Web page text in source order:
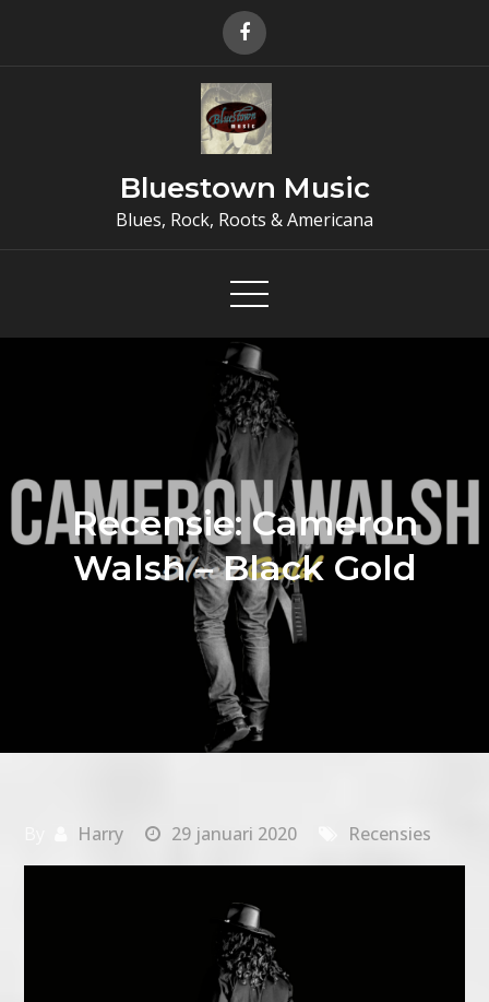
Bluestown Music
Blues, Rock, Roots & Americana
Recensie: Cameron
Walsh – Black Gold
Harry 29 januari 2020 Recensies